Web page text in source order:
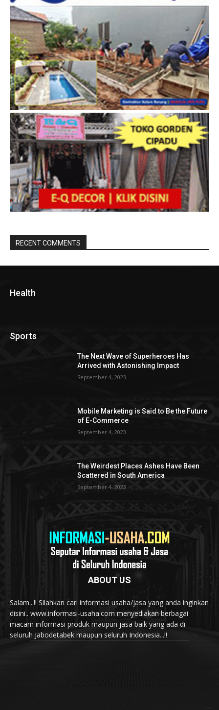
RECENT COMMENTS
Health
Sports
The Next Wave of Superheroes Has
Arrived with Astonishing Impact
September 4, 2023
Mobile Marketing is Said to Be the Future
of E-Commerce
September 4, 2023
The Weirdest Places Ashes Have Been
Scattered in South America
September 4, 2023
ABOUT US
Salam...!! Silahkan cari informasi usaha/jasa yang anda inginkan
disini.. www.informasi-usaha.com menyediakan berbagai
macam informasi produk maupun jasa baik yang ada di
seluruh Jabodetabek maupun seluruh Indonesia...!!